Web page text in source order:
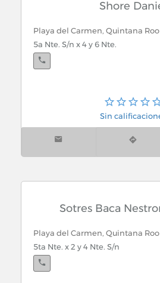
Shore
Playa del Carmen, Quintana Roo
5a Nte. S/n x 4 y 6 Nte.
Sin
Sotres Baca
Playa del Carmen, Quintana Roo
5ta Nte. x 2 y 4 Nte. S/n